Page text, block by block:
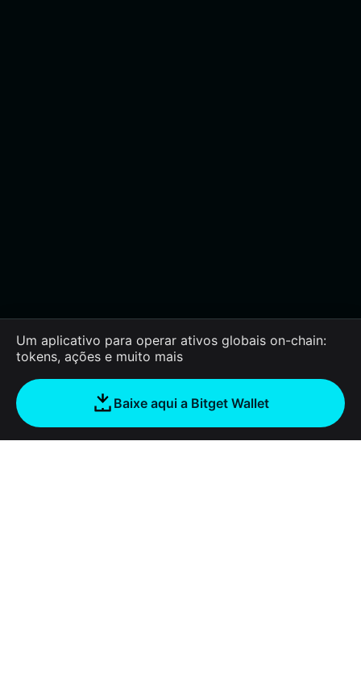
Um aplicativo para operar ativos globais on-chain:
tokens, ações e muito mais
Baixe aqui a Bitget Wallet